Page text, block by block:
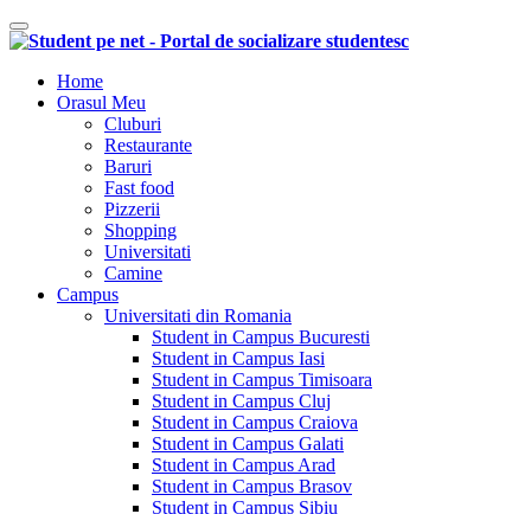
Comutare navigare
Home
Orasul Meu
Cluburi
Restaurante
Baruri
Fast food
Pizzerii
Shopping
Universitati
Camine
Campus
Universitati din Romania
Student in Campus Bucuresti
Student in Campus Iasi
Student in Campus Timisoara
Student in Campus Cluj
Student in Campus Craiova
Student in Campus Galati
Student in Campus Arad
Student in Campus Brasov
Student in Campus Sibiu